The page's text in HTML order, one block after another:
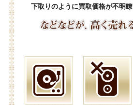
下取りのように買取価格が不明瞭